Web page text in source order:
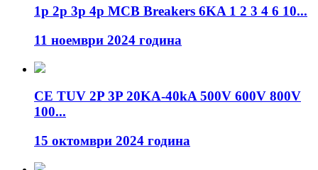
1p 2p 3p 4p MCB Breakers 6KA 1 2 3 4 6 10...
11 ноември 2024 година
CE TUV 2P 3P 20KA-40kA 500V 600V 800V
100...
15 октомври 2024 година